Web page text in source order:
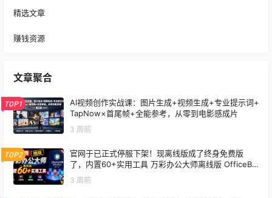
精选文章
赚钱资源
文章聚合
TOP1
AI视频创作实战课：图片生成+视频生成+专业提示词+
TapNow×首尾帧+全能参考，从零到电影感成片
3 周前
TOP2
官网于已正式停服下架！现离线版成了终身免费版
了，内置60+实用工具 万彩办公大师离线版 OfficeBo
3 周前